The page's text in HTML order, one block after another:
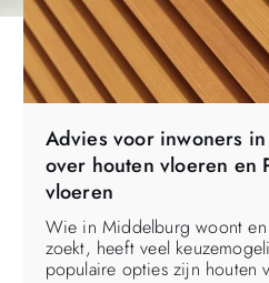
Advies voor inwoners
over houten vloeren en
vloeren
Wie in Middelburg woont
zoekt, heeft veel
populaire opties zijn houten